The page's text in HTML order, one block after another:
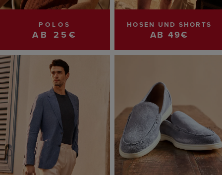
POLOS
AB 25€
HOSEN UND SHORTS
AB 49€